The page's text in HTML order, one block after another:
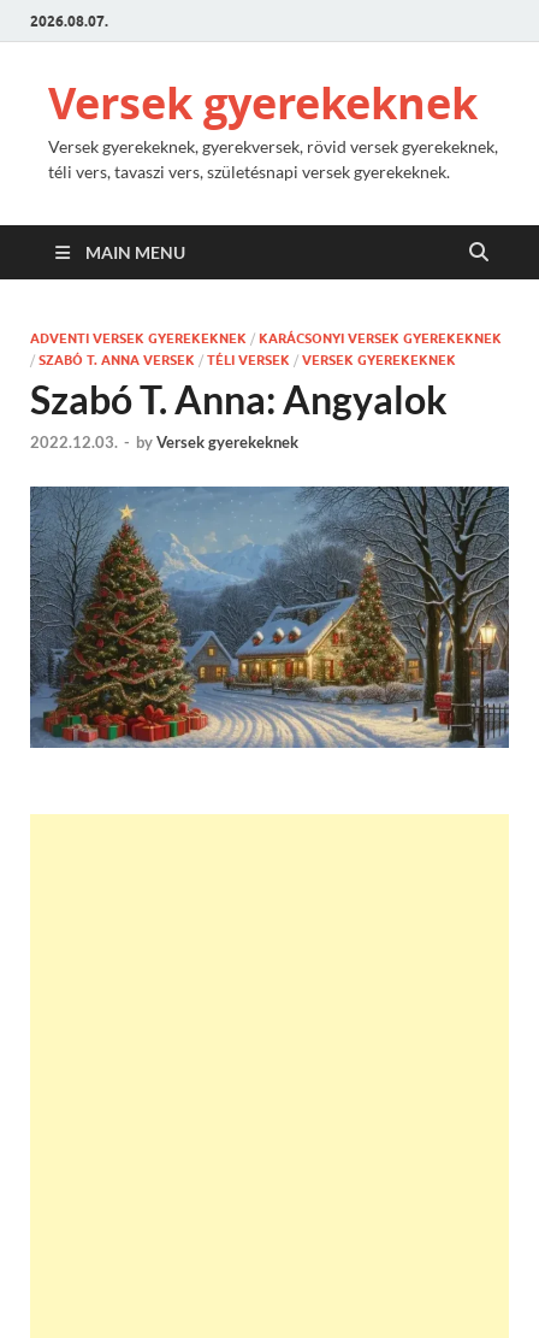
2026.08.07.
Versek gyerekeknek
Versek gyerekeknek, gyerekversek, rövid versek gyerekeknek,
téli vers, tavaszi vers, születésnapi versek gyerekeknek.
MAIN MENU
ADVENTI VERSEK GYEREKEKNEK / KARÁCSONYI VERSEK GYEREKEKNEK
/ SZABÓ T. ANNA VERSEK / TÉLI VERSEK / VERSEK GYEREKEKNEK
Szabó T. Anna: Angyalok
2022.12.03. - byVersek gyerekeknek